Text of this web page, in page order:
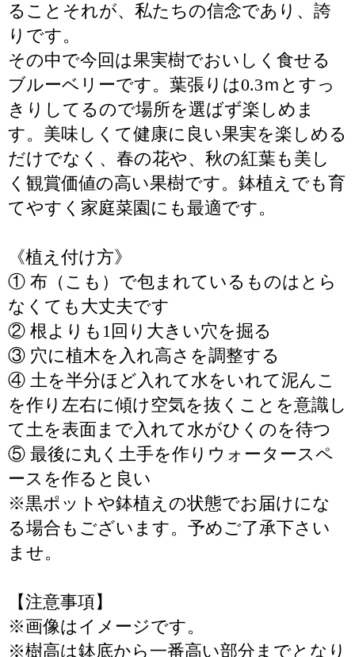
ることそれが、私たちの信念であり、誇
りです。
その中で今回は果実樹でおいしく食せる
ブルーベリーです。葉張りは0.3ｍとすっ
きりしてるので場所を選ばず楽しめま
す。美味しくて健康に良い果実を楽しめる
だけでなく、春の花や、秋の紅葉も美し
く観賞価値の高い果樹です。鉢植えでも育
てやすく家庭菜園にも最適です。
《植え付け方》
① 布（こも）で包まれているものはとら
なくても大丈夫です
② 根よりも1回り大きい穴を掘る
③ 穴に植木を入れ高さを調整する
④ 土を半分ほど入れて水をいれて泥んこ
を作り左右に傾け空気を抜くことを意識し
て土を表面まで入れて水がひくのを待つ
⑤ 最後に丸く土手を作りウォータースペ
ースを作ると良い
※黒ポットや鉢植えの状態でお届けにな
る場合もございます。予めご了承下さい
ませ。
【注意事項】
※画像はイメージです。
※樹高は鉢底から一番高い部分までとなり